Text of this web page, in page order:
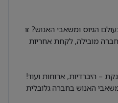
הגיוס ומשאבי האנוש? זו
מובילה, לקחת אחריות
– היברדיות, ארוחות ועוד!
האנוש בחברה גלובלית